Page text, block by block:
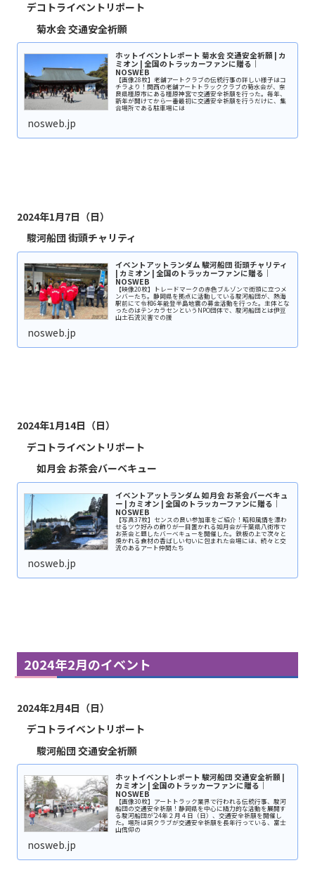
デコトライベントリポート
菊水会 交通安全祈願
ホットイベントレポート 菊水会 交通安全祈願 | カ
ミオン | 全国のトラッカーファンに贈る｜
NOSWEB
【画像28枚】老舗アートクラブの伝統行事の詳しい様子はコ
チラより！関西の老舗アートトラッククラブの菊水会が、奈
良県橿原市にある橿原神宮で交通安全祈願を行った。毎年、
新年が開けてから一番最初に交通安全祈願を行うだけに、集
合場所である駐車場には
nosweb.jp
2024年1月7日（日）
駿河船団 街頭チャリティ
イベントアットランダム 駿河船団 街頭チャリティ
| カミオン | 全国のトラッカーファンに贈る｜
NOSWEB
【映像20枚】トレードマークの赤色ブルゾンで街頭に立つメ
ンバーたち。静岡県を拠点に活動している駿河船団が、熱海
駅前にて令和6年能登半島地震の募金活動を行った。主体とな
ったのはテンカラセンというNPO団体で、駿河船団とは伊豆
山土石流災害での援
nosweb.jp
2024年1月14日（日）
デコトライベントリポート
如月会 お茶会バーベキュー
イベントアットランダム 如月会 お茶会バーベキュ
ー | カミオン | 全国のトラッカーファンに贈る｜
NOSWEB
【写真37枚】センスの良い参加車をご紹介！昭和風情を漂わ
せるツウ好みの飾りが一目置かれる如月会が千葉県八街市で
お茶会と題したバーベキューを開催した。鉄板の上で次々と
焼かれる食材の香ばしい匂いに包まれた会場には、続々と交
流のあるアート仲間たち
nosweb.jp
2024年2月のイベント
2024年2月4日（日）
デコトライベントリポート
駿河船団 交通安全祈願
ホットイベントレポート 駿河船団 交通安全祈願 |
カミオン | 全国のトラッカーファンに贈る｜
NOSWEB
【画像30枚】アートトラック業界で行われる伝統行事、駿河
船団の交通安全祈願！静岡県を中心に精力的な活動を展開す
る駿河船団が’24年２月４日（日）、交通安全祈願を開催し
た。場所は同クラブが交通安全祈願を長年行っている、富士
山信仰の
nosweb.jp